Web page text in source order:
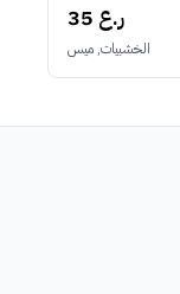
35 ر.ع
الخشبيات, ميس